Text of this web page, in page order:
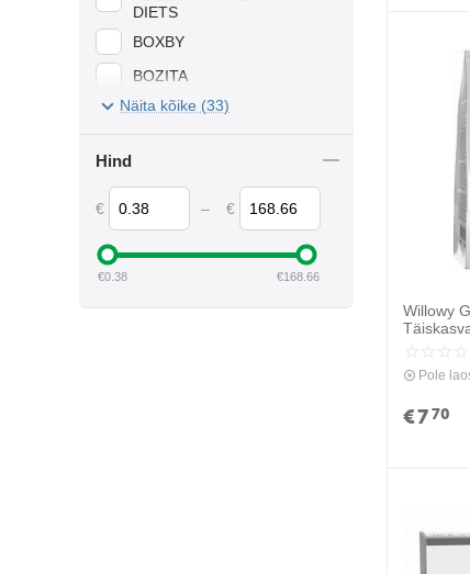
Willowy
Pole
€770
DIETS
BOXBY
BOZITA
BREKKIES
DR.SEIDEL
JOSICAT
Näita kõike (33)
Hind
€ – €
€0.38 €168.66